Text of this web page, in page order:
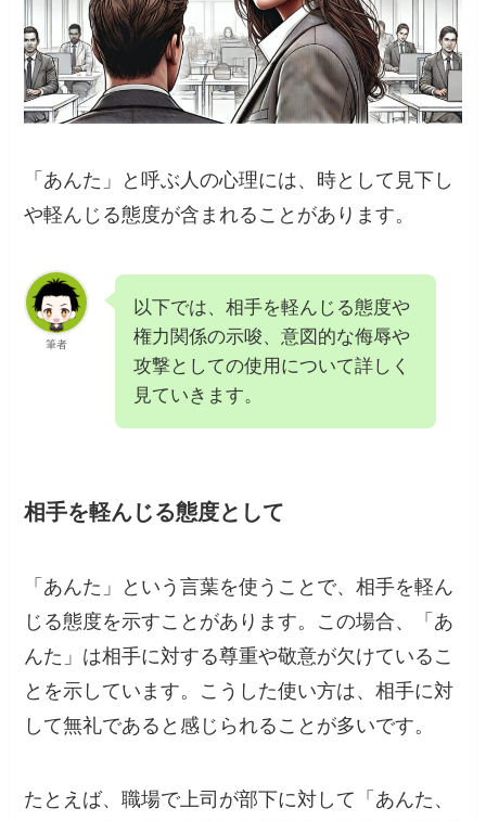
「あんた」と呼ぶ人の心理には、時として見下し
や軽んじる態度が含まれることがあります。
筆者
以下では、相手を軽んじる態度や
権力関係の示唆、意図的な侮辱や
攻撃としての使用について詳しく
見ていきます。
相手を軽んじる態度として
「あんた」という言葉を使うことで、相手を軽ん
じる態度を示すことがあります。この場合、「あ
んた」は相手に対する尊重や敬意が欠けているこ
とを示しています。こうした使い方は、相手に対
して無礼であると感じられることが多いです。
たとえば、職場で上司が部下に対して「あんた、